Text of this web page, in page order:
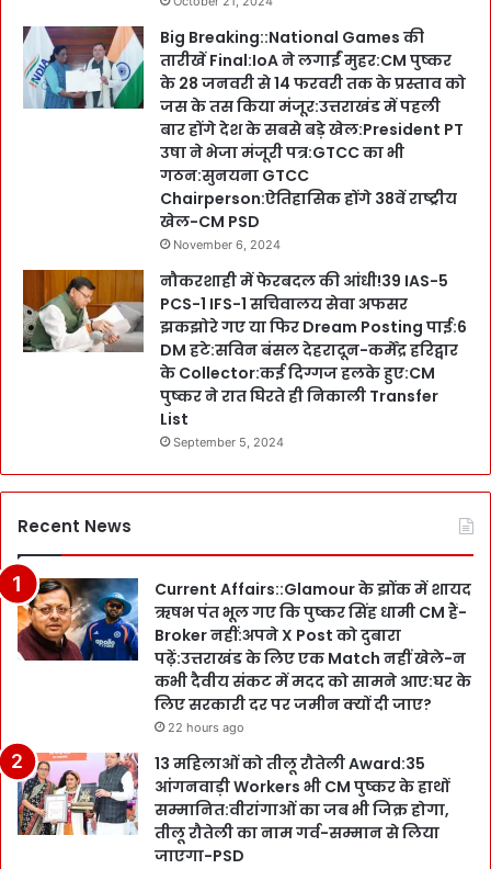
Big Breaking::National Games की
तारीखें Final:IoA ने लगाईं मुहर:CM पुष्कर
के 28 जनवरी से 14 फरवरी तक के प्रस्ताव को
जस के तस किया मंजूर:उत्तराखंड में पहली
बार होंगे देश के सबसे बड़े खेल:President PT
उषा ने भेजा मंजूरी पत्र:GTCC का भी
गठन:सुनयना GTCC
Chairperson:ऐतिहासिक होंगे 38वें राष्ट्रीय
खेल-CM PSD
November 6, 2024
नौकरशाही में फेरबदल की आंधी!39 IAS-5
PCS-1 IFS-1 सचिवालय सेवा अफसर
झकझोरे गए या फिर Dream Posting पाई:6
DM हटे:सविन बंसल देहरादून-कर्मेंद्र हरिद्वार
के Collector:कई दिग्गज हलके हुए:CM
पुष्कर ने रात घिरते ही निकाली Transfer
List
September 5, 2024
Recent News
Current Affairs::Glamour के झोंक में शायद
ऋषभ पंत भूल गए कि पुष्कर सिंह धामी CM हैं-
Broker नहीं:अपने X Post को दुबारा
पढ़ें:उत्तराखंड के लिए एक Match नहीं खेले-न
कभी दैवीय संकट में मदद को सामने आए:घर के
लिए सरकारी दर पर जमीन क्यों दी जाए?
22 hours ago
13 महिलाओं को तीलू रौतेली Award:35
आंगनवाड़ी Workers भी CM पुष्कर के हाथों
सम्मानित:वीरांगाओं का जब भी जिक्र होगा,
तीलू रौतेली का नाम गर्व-सम्मान से लिया
जाएगा-PSD